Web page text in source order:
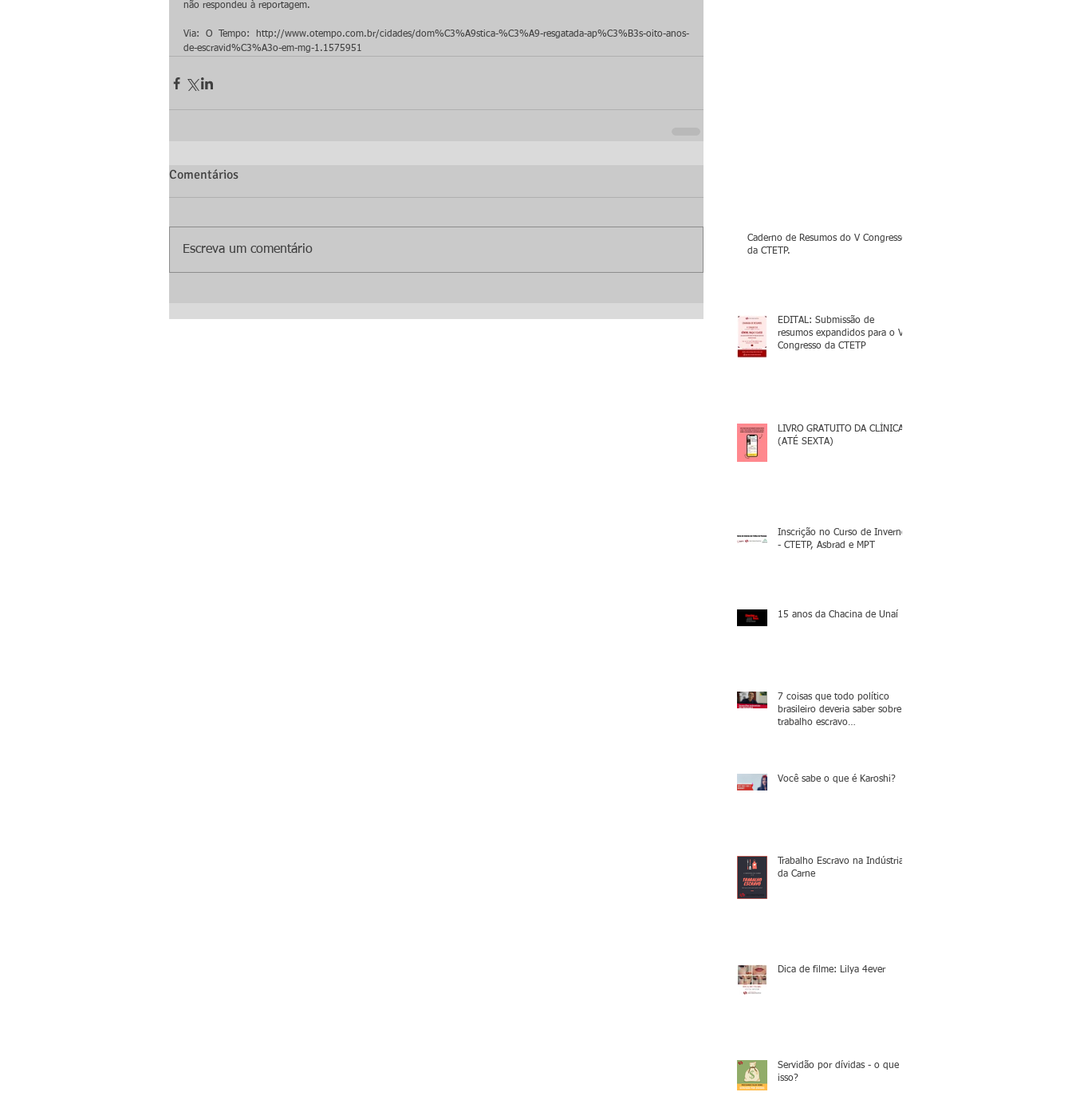
não respondeu à reportagem.
Via: O Tempo: http://www.otempo.com.br/cidades/dom%C3%A9stica-%C3%A9-resgatada-ap%C3%B3s-oito-anos-
de-escravid%C3%A3o-em-mg-1.1575951
Comentários
Escreva um comentário
Caderno de Resumos do V Congresso
da CTETP.
EDITAL: Submissão de
resumos expandidos para o V
Congresso da CTETP
LIVRO GRATUITO DA CLÍNICA
(ATÉ SEXTA)
Inscrição no Curso de Inverno
- CTETP, Asbrad e MPT
15 anos da Chacina de Unaí
7 coisas que todo político
brasileiro deveria saber sobre o
trabalho escravo
Você sabe o que é Karoshi?
Trabalho Escravo na Indústria
da Carne
Dica de filme: Lilya 4ever
Servidão por dívidas - o que é
isso?